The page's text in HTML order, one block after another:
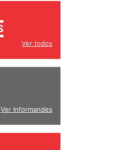
Ver todos
Ver Informandes